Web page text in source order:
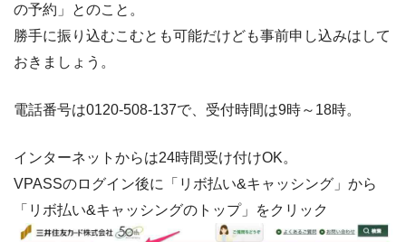
の予約」とのこと。
勝手に振り込むこむとも可能だけども事前申し込みはして
おきましょう。
電話番号は0120-508-137で、受付時間は9時～18時。
インターネットからは24時間受け付けOK。
VPASSのログイン後に「リボ払い&キャッシング」から
「リボ払い&キャッシングのトップ」をクリック